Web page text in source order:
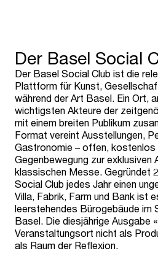
Der Basel Social
Der Basel Social Club ist die
Plattform für Kunst,
während der Art Basel. Ein Ort,
wichtigsten Akteure der
mit einem breiten Publikum
Format vereint Ausstellungen,
Gastronomie – offen, kostenlos
Gegenbewegung zur exklusiven
klassischen Messe. Gegründet
Social Club jedes Jahr einen
Villa, Fabrik, Farm und Bank ist
leerstehendes Bürogebäude im
Basel. Die diesjährige Ausgabe
Veranstaltungsort nicht als
als Raum der Reflexion.